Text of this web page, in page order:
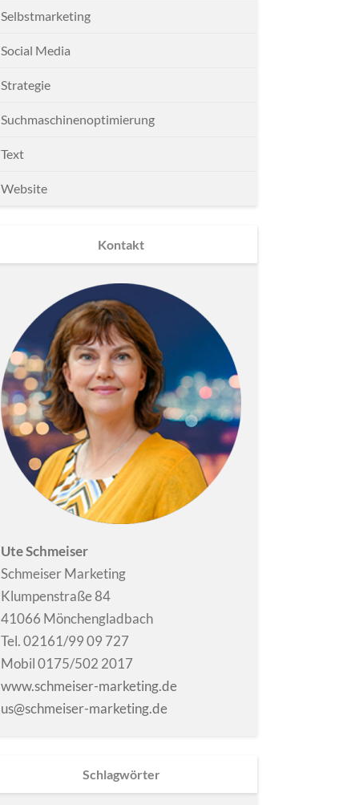
Selbstmarketing
Social Media
Strategie
Suchmaschinenoptimierung
Text
Website
Kontakt
Ute Schmeiser
Schmeiser Marketing
Klumpenstraße 84
41066 Mönchengladbach
Tel. 02161/99 09 727
Mobil 0175/502 2017
www.schmeiser-marketing.de
us@schmeiser-marketing.de
Schlagwörter